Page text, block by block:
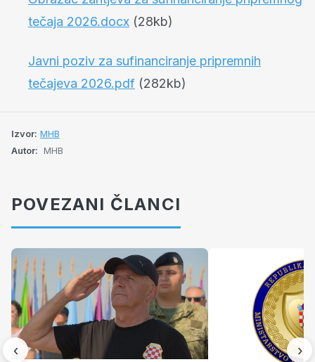
tečaja 2026.docx (28kb)
Javni poziv za sufinanciranje pripremnih
tečajeva 2026.pdf (282kb)
Izvor: MHB
Autor: MHB
POVEZANI ČLANCI
‹ ›